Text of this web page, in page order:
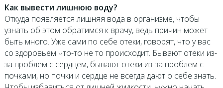
Как вывести лишнюю воду?
Откуда появляется лишняя вода в организме, чтобы
узнать об этом обратимся к врачу, ведь причин может
быть много. Уже сами по себе отеки, говорят, что у вас
со здоровьем что-то не то происходит. Бывают отеки из-
за проблем с сердцем, бывают отеки из-за проблем с
почками, но почки и сердце не всегда дают о себе знать.